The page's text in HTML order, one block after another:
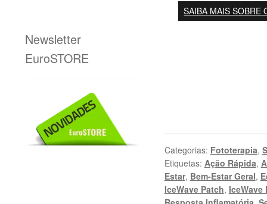
SAIBA MAIS SOBRE
Categorias: Fototerapia,
Etiquetas: Ação Rápida,
Estar, Bem-Estar Geral,
IceWave Patch, IceWave
Newsletter
EuroSTORE